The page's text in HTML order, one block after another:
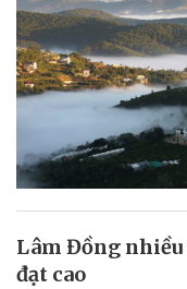
Lâm Đồng nhiều
đạt cao